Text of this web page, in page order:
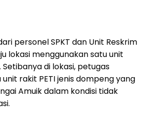
personel SPKT dan Unit Reskrim
lokasi menggunakan satu unit
di lokasi, petugas
rakit PETI jenis dompeng yang
Amuik dalam kondisi tidak